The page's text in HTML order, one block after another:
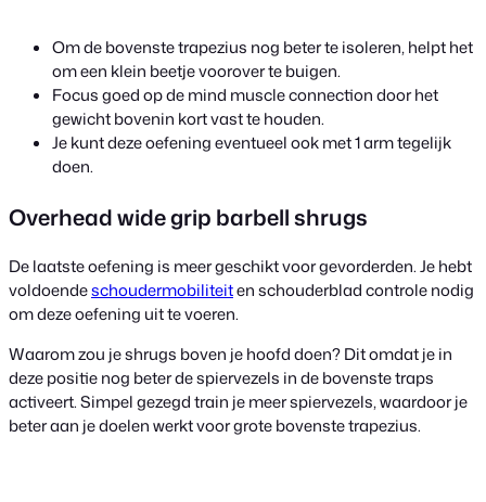
Om de bovenste trapezius nog beter te isoleren, helpt het
om een klein beetje voorover te buigen.
Focus goed op de mind muscle connection door het
gewicht bovenin kort vast te houden.
Je kunt deze oefening eventueel ook met 1 arm tegelijk
doen.
Overhead wide grip barbell shrugs
De laatste oefening is meer geschikt voor gevorderden. Je hebt
voldoendeschoudermobiliteiten schouderblad controle nodig
om deze oefening uit te voeren.
Waarom zou je shrugs boven je hoofd doen? Dit omdat je in
deze positie nog beter de spiervezels in de bovenste traps
activeert. Simpel gezegd train je meer spiervezels, waardoor je
beter aan je doelen werkt voor grote bovenste trapezius.